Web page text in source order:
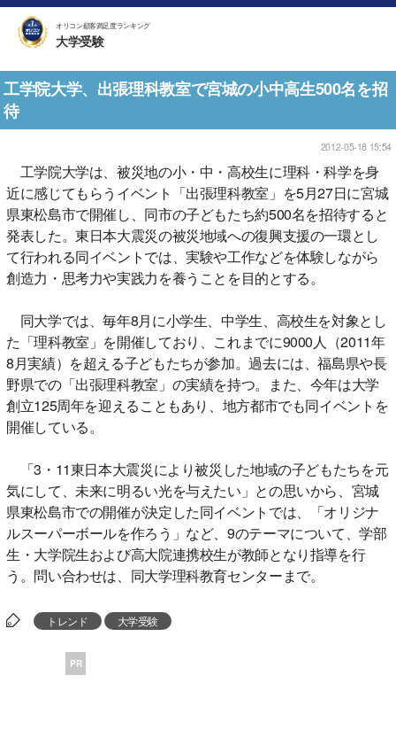
オリコン顧客満足度ランキング
大学受験
工学院大学、出張理科教室で宮城の小中高生500名を招
待
2012-05-18 15:54
工学院大学は、被災地の小・中・高校生に理科・科学を身
近に感じてもらうイベント「出張理科教室」を5月27日に宮城
県東松島市で開催し、同市の子どもたち約500名を招待すると
発表した。東日本大震災の被災地域への復興支援の一環とし
て行われる同イベントでは、実験や工作などを体験しながら
創造力・思考力や実践力を養うことを目的とする。
同大学では、毎年8月に小学生、中学生、高校生を対象とし
た「理科教室」を開催しており、これまでに9000人（2011年
8月実績）を超える子どもたちが参加。過去には、福島県や長
野県での「出張理科教室」の実績を持つ。また、今年は大学
創立125周年を迎えることもあり、地方都市でも同イベントを
開催している。
「3・11東日本大震災により被災した地域の子どもたちを元
気にして、未来に明るい光を与えたい」との思いから、宮城
県東松島市での開催が決定した同イベントでは、「オリジナ
ルスーパーボールを作ろう」など、9のテーマについて、学部
生・大学院生および高大院連携校生が教師となり指導を行
う。問い合わせは、同大学理科教育センターまで。
トレンド 大学受験
PR